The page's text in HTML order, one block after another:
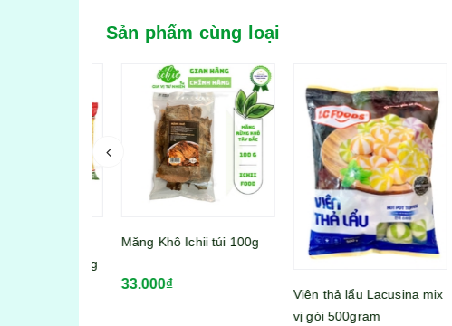
Sản phẩm cùng loại
Măng Khô Ichii túi 100g
33.000₫
Viên thả lẩu Lacusina mix
vị gói 500gram